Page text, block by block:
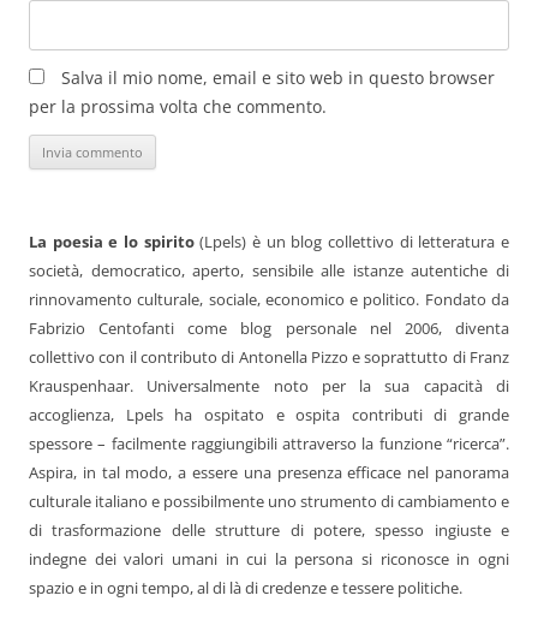
Salva il mio nome, email e sito web in questo browser
per la prossima volta che commento.
La poesia e lo spirito(Lpels) è un blog collettivo di letteratura e
società, democratico, aperto, sensibile alle istanze autentiche di
rinnovamento culturale, sociale, economico e politico. Fondato da
Fabrizio Centofanti come blog personale nel 2006, diventa
collettivo con il contributo di Antonella Pizzo e soprattutto di Franz
Krauspenhaar. Universalmente noto per la sua capacità di
accoglienza, Lpels ha ospitato e ospita contributi di grande
spessore – facilmente raggiungibili attraverso la funzione “ricerca”.
Aspira, in tal modo, a essere una presenza efficace nel panorama
culturale italiano e possibilmente uno strumento di cambiamento e
di trasformazione delle strutture di potere, spesso ingiuste e
indegne dei valori umani in cui la persona si riconosce in ogni
spazio e in ogni tempo, al di là di credenze e tessere politiche.